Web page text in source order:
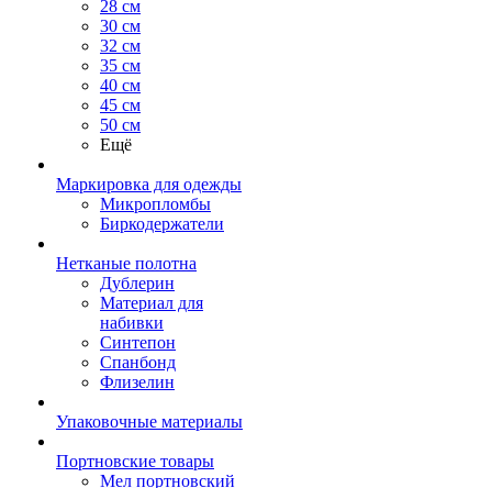
28 см
30 см
32 см
35 см
40 см
45 см
50 см
Ещё
Маркировка для одежды
Микропломбы
Биркодержатели
Нетканые полотна
Дублерин
Материал для
набивки
Синтепон
Спанбонд
Флизелин
Упаковочные материалы
Портновские товары
Мел портновский